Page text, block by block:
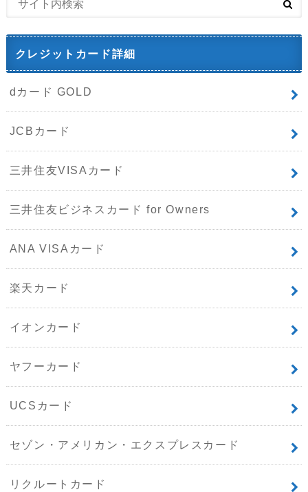
クレジットカード詳細
dカード GOLD
JCBカード
三井住友VISAカード
三井住友ビジネスカード for Owners
ANA VISAカード
楽天カード
イオンカード
ヤフーカード
UCSカード
セゾン・アメリカン・エクスプレスカード
リクルートカード